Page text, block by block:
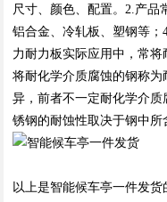
尺寸、颜色、配置。2.产品
铝合金、冷轧板、塑钢等
力耐力板实际应用中，常
将耐化学介质腐蚀的钢称
异，前者不一定耐化学介
锈钢的耐蚀性取决于钢中所
以上是智能候车亭一件发货